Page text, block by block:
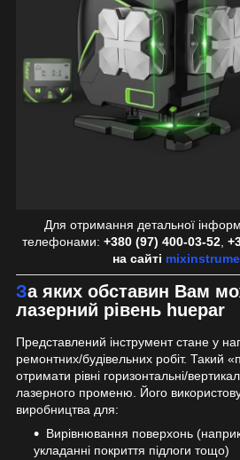
Для отримання детальної
телефонами: +380 (97) 400-03-52,
на сайті
За яких обставин Вам може знадобитися
лазерний рівень huepar
Представлений інструмент стане у
ремонтних/будівельних робіт. Такий
отримати рівні горизонтальні/
лазерного променю. Його
виробництва для:
Вирівнювання поверхонь
укладанні покриття підлоги тощо)